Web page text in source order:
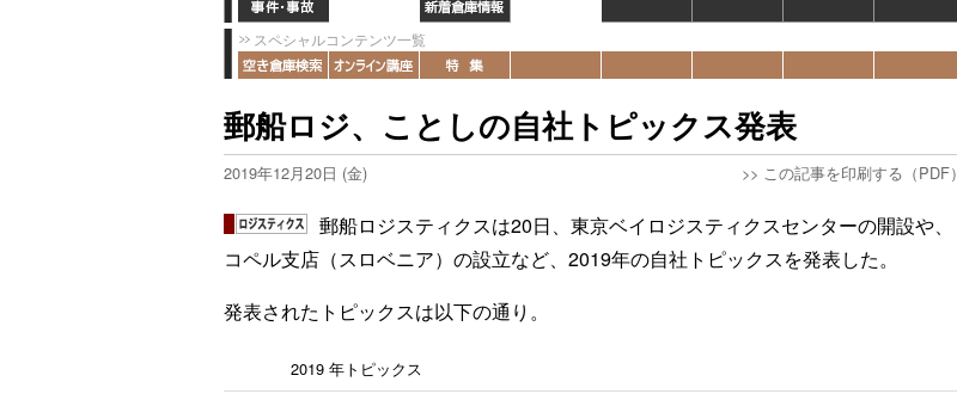
スペシャルコンテンツ一覧
郵船ロジ、ことしの自社トピックス発表
2019年12月20日 (金) >> この記事を印刷する（PDF）
郵船ロジスティクスは20日、東京ベイロジスティクスセンターの開設や、
コペル支店（スロベニア）の設立など、2019年の自社トピックスを発表した。
発表されたトピックスは以下の通り。
2019 年トピックス